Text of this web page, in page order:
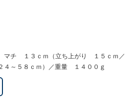
１３ｃｍ（立ち上がり １５ｃｍ／
４～５８ｃｍ）／重量 １４００ｇ